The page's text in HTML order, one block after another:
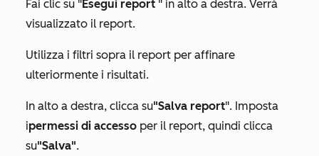
Fai clic su "Esegui report " in alto a destra. Verrà
visualizzato il report.
Utilizza i filtri sopra il report per affinare
ulteriormente i risultati.
In alto a destra, clicca su"Salva report". Imposta
ipermessi di accesso per il report, quindi clicca
su"Salva".